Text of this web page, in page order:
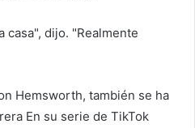
casa", dijo. "Realmente
Hemsworth, también se ha
En su serie de TikTok